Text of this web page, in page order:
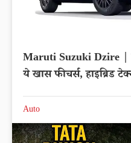
Maruti Suzuki Dzire |
ये खास फीचर्स, हाइब्रिड
Auto